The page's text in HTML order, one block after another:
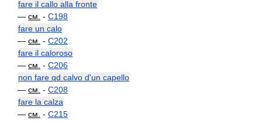
fare il callo alla fronte
— см. - C198
fare un calo
— см. - C202
fare il caloroso
— см. - C206
non fare qd calvo d'un capello
— см. - C208
fare la calza
— см. - C215